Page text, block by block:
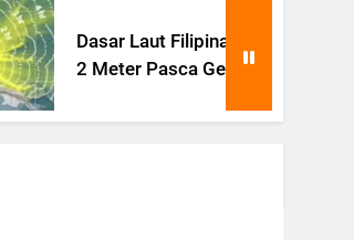
Laut Filipina Terangkat
Meter Pasca Gempa Besar